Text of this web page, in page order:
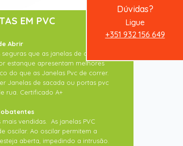
Dúvidas?
Ligue
+351 932 156 649
EM PVC
Abrir
que as janelas de correr.
estanque apresentam melhores
do que as Janelas Pvc de correr.
Janelas de sacada ou portas pvc
rua. Certificado A+
vendidas. As janelas PVC
oscilar. Ao oscilar permitem a
aberta, impedindo a intrusão.